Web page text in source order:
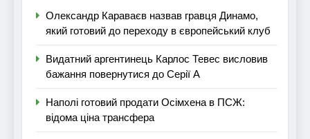
Олександр Караваєв назвав гравця Динамо,
який готовий до переходу в європейський клуб
Видатний аргентинець Карлос Тевес висловив
бажання повернутися до Серії А
Наполі готовий продати Осімхена в ПСЖ:
відома ціна трансфера